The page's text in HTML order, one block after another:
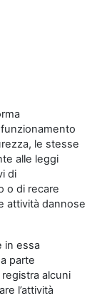
le stesse
alle leggi
di
o di recare
attività dannose
in essa
parte
alcuni
l’attività